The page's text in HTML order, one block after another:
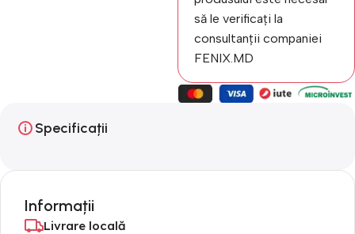
să le verificați la
consultanții companiei
FENIX.MD
Specificații
Informații
Livrare locală